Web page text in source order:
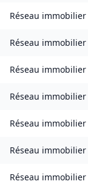
Réseau immobilier
Réseau immobilier
Réseau immobilier
Réseau immobilier
Réseau immobilier
Réseau immobilier
Réseau immobilier